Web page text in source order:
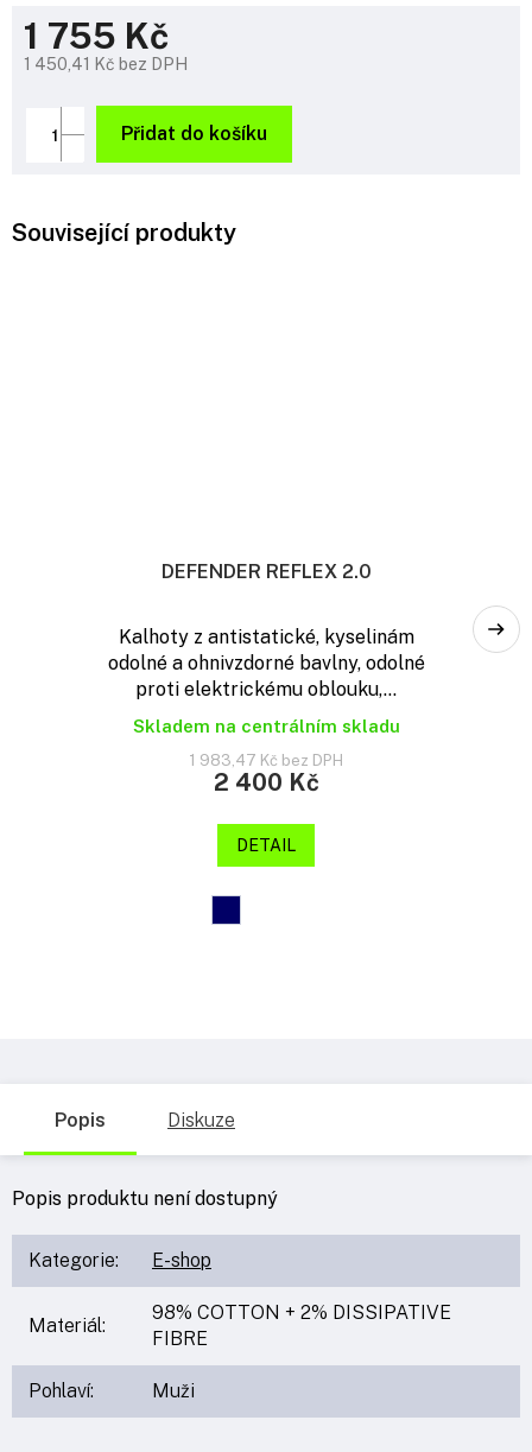
1 755 Kč
1 450,41 Kč bez DPH
cena:
Přidat do košíku
Související produkty
DEFENDER REFLEX 2.0
Kalhoty z antistatické, kyselinám
odolné a ohnivzdorné bavlny, odolné
proti elektrickému oblouku,...
Skladem na centrálním skladu
1 983,47 Kč bez DPH
2 400 Kč
DETAIL
Popis Diskuze
Popis produktu není dostupný
Kategorie: E-shop
Materiál:
98% COTTON + 2% DISSIPATIVE
FIBRE
Pohlaví: Muži